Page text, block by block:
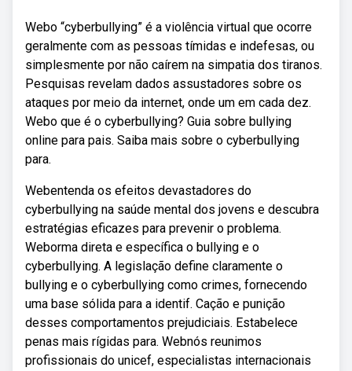
Webo “cyberbullying” é a violência virtual que ocorre
geralmente com as pessoas tímidas e indefesas, ou
simplesmente por não caírem na simpatia dos tiranos.
Pesquisas revelam dados assustadores sobre os
ataques por meio da internet, onde um em cada dez.
Webo que é o cyberbullying? Guia sobre bullying
online para pais. Saiba mais sobre o cyberbullying
para.
Webentenda os efeitos devastadores do
cyberbullying na saúde mental dos jovens e descubra
estratégias eficazes para prevenir o problema.
Weborma direta e específica o bullying e o
cyberbullying. A legislação define claramente o
bullying e o cyberbullying como crimes, fornecendo
uma base sólida para a identif. Cação e punição
desses comportamentos prejudiciais. Estabelece
penas mais rígidas para. Webnós reunimos
profissionais do unicef, especialistas internacionais